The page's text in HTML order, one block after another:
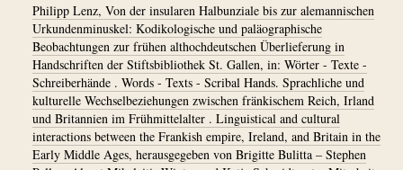
Philipp Lenz, Von der insularen Halbunziale bis zur alemannischen
Urkundenminuskel: Kodikologische und paläographische
Beobachtungen zur frühen althochdeutschen Überlieferung in
Handschriften der Stiftsbibliothek St. Gallen, in: Wörter - Texte -
Schreiberhände . Words - Texts - Scribal Hands. Sprachliche und
kulturelle Wechselbeziehungen zwischen fränkischem Reich, Irland
und Britannien im Frühmittelalter . Linguistical and cultural
interactions between the Frankish empire, Ireland, and Britain in the
Early Middle Ages, herausgegeben von Brigitte Bulitta – Stephen